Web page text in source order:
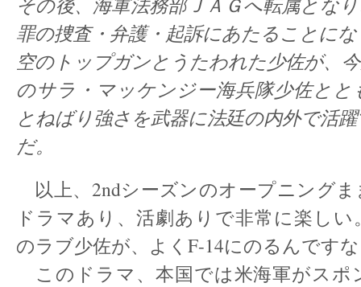
罪の捜査・弁護・起訴にあたることに
空のトップガンとうたわれた少佐が、
のサラ・マッケンジー海兵隊少佐とと
とねばり強さを武器に法廷の内外で活
だ。
以上、2ndシーズンのオープニング
ドラマあり、活劇ありで非常に楽し
のラブ少佐が、よくF-14にのるんです
このドラマ、本国では米海軍がスポ